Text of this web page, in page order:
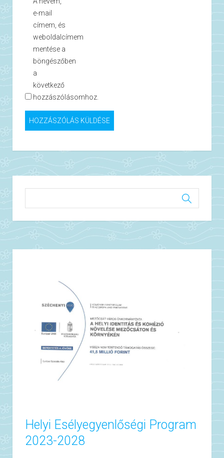
e-mail
címem, és
weboldalcímem
mentése a
böngészőben
a
következő
hozzászólásomhoz.
Helyi Esélyegyenlőségi Program
2023-2028